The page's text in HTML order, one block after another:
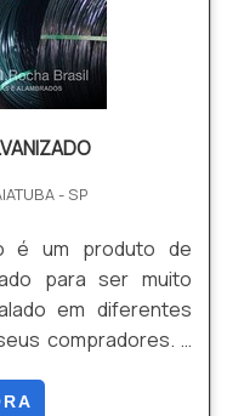
- SP
é um produto de
para ser muito
em diferentes
compradores. E
galvanizado é